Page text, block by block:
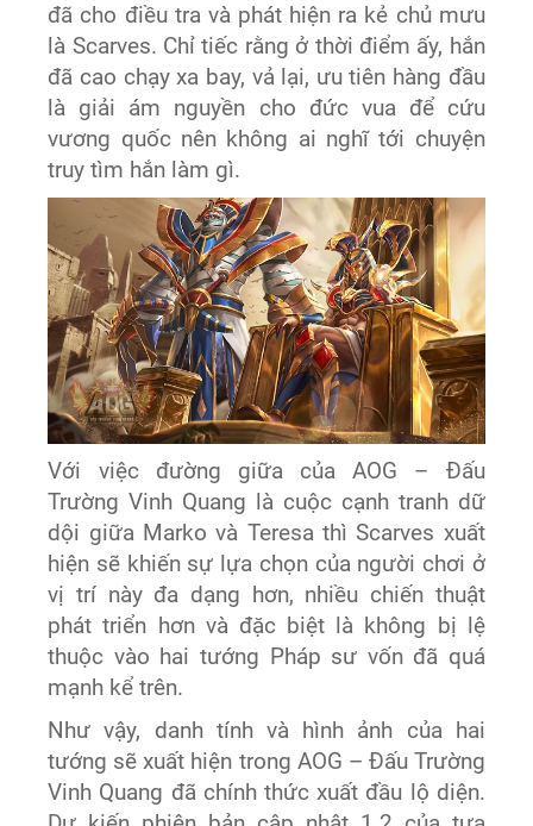
đã cho điều tra và phát hiện ra kẻ chủ mưu
là Scarves. Chỉ tiếc rằng ở thời điểm ấy, hắn
đã cao chạy xa bay, vả lại, ưu tiên hàng đầu
là giải ám nguyền cho đức vua để cứu
vương quốc nên không ai nghĩ tới chuyện
truy tìm hắn làm gì.
Với việc đường giữa của AOG – Đấu
Trường Vinh Quang là cuộc cạnh tranh dữ
dội giữa Marko và Teresa thì Scarves xuất
hiện sẽ khiến sự lựa chọn của người chơi ở
vị trí này đa dạng hơn, nhiều chiến thuật
phát triển hơn và đặc biệt là không bị lệ
thuộc vào hai tướng Pháp sư vốn đã quá
mạnh kể trên.
Như vậy, danh tính và hình ảnh của hai
tướng sẽ xuất hiện trong AOG – Đấu Trường
Vinh Quang đã chính thức xuất đầu lộ diện.